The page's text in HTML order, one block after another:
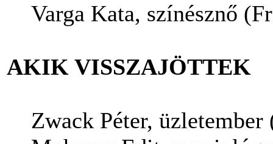
Varga Kata, színésznő
AKIK VISSZAJÖTTEK
Zwack Péter,